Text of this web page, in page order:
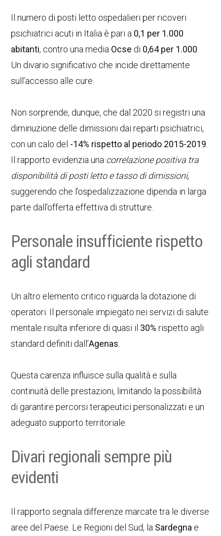
Il numero di posti letto ospedalieri per ricoveri
psichiatrici acuti in Italia è pari a 0,1 per 1.000
abitanti, contro una media Ocse di 0,64 per 1.000
Un divario significativo che incide direttamente
sull’accesso alle cure.
Non sorprende, dunque, che dal 2020 si registri una
diminuzione delle dimissioni dai reparti psichiatrici,
con un calo del -14% rispetto al periodo 2015-2019
Il rapporto evidenzia una correlazione positiva tra
disponibilità di posti letto e tasso di dimissioni,
suggerendo che l’ospedalizzazione dipenda in larga
parte dall’offerta effettiva di strutture.
Personale insufficiente rispetto
agli standard
Un altro elemento critico riguarda la dotazione di
operatori. Il personale impiegato nei servizi di salute
mentale risulta inferiore di quasi il 30% rispetto agli
standard definiti dall’Agenas
Questa carenza influisce sulla qualità e sulla
continuità delle prestazioni, limitando la possibilità
di garantire percorsi terapeutici personalizzati e un
adeguato supporto territoriale.
Divari regionali sempre più
evidenti
Il rapporto segnala differenze marcate tra le diverse
aree del Paese. Le Regioni del Sud, la Sardegna e